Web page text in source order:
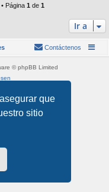
que
sitio
Página 1 de 1
Ir a
Contáctenos
© phpBB Limited